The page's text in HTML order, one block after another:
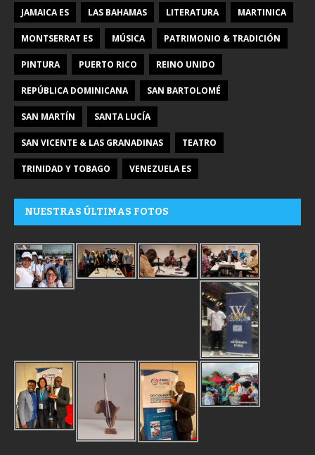
JAMAICA ES LAS BAHAMAS LITERATURA MARTINICA
MONTSERRAT ES MÚSICA PATRIMONIO & TRADICIÓN
PINTURA PUERTO RICO REINO UNIDO
REPÚBLICA DOMINICANA SAN BARTOLOMÉ
SAN MARTÍN SANTA LUCÍA
SAN VICENTE & LAS GRANADINAS TEATRO
TRINIDAD Y TOBAGO VENEZUELA ES
NUESTRAS ÚLTIMAS FOTOS